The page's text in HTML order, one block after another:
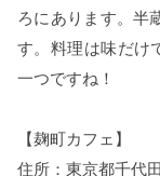
ろにあります。半
す。料理は味だけ
一つですね！
【麹町カフェ】
住所：東京都千代